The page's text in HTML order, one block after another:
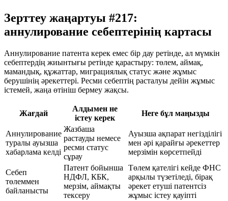
Зерттеу жаңартуы #217:
аннулирование себептерінің картасы
Аннулирование патента керек емес бір дау ретінде, ал мүмкін
себептердің жиынтығы ретінде қарастыру: төлем, аймақ,
мамандық, құжаттар, миграциялық статус және жұмыс
берушінің әрекеттері. Ресми себептің расталуы дейін жұмыс
істемей, жаңа өтініш бермеу жақсы.
Жағдай
Алдымен не
істеу керек
Неге бұл маңызды
Аннулирование
туралы ауызша
хабарлама келді
Жазбаша
растауды немесе
ресми статус
сұрау
Ауызша ақпарат негізділігі
мен әрі қарайғы әрекеттер
мерзімін көрсетпейді
Себеп
төлеммен
байланысты
Патент бойынша
НДФЛ, КБК,
мерзім, аймақты
тексеру
Төлем қателігі кейде ФНС
арқылы түзетіледі, бірақ
әрекет етуші патентсіз
жұмыс істеу қауіпті